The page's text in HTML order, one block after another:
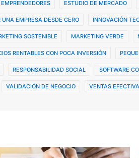
ESTUDIO DE MERCADO
UNA EMPRESA DESDE CERO INNOVACIÓN
SOSTENIBLE MARKETING VERDE
RENTABLES CON POCA INVERSIÓN
RESPONSABILIDAD SOCIAL SOFTWARE
VALIDACIÓN DE NEGOCIO VENTAS